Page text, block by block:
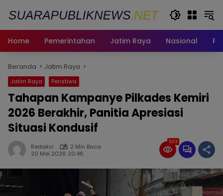
Home
Pemerintahan Jatim Raya Nasional
Beranda Jatim Raya
Jatim Raya Peristiwa
Tahapan Kampanye Pilkades Kemiri
2026 Berakhir, Panitia Apresiasi
Situasi Kondusif
Redaksi
2 Min Baca
20 Mei 2026 20:46
533